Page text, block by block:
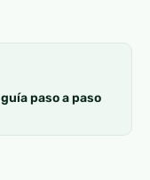
paso a paso